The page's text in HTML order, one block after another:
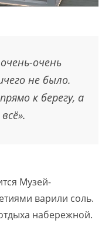
очень
не было.
к берегу, а
Музей-
варили соль.
набережной.